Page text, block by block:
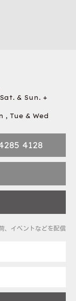
& Sun. +
, Tue & Wed
4128
、イベントなどを配信